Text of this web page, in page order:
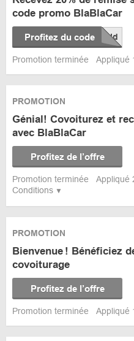
code promo BlaBlaCar
Profitez du code
Promotion terminée Appliqué
Conditions
PROMOTION
Génial! Covoiturez et
avec BlaBlaCar
Profitez de l’offre
Promotion terminée Appliqué
PROMOTION
Bienvenue ! Bénéficiez
covoiturage
Profitez de l’offre
Promotion terminée Appliqué